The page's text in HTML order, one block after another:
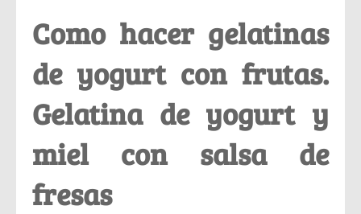
Como hacer gelatinas
de yogurt con frutas.
Gelatina de yogurt y
miel con salsa de
fresas